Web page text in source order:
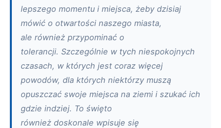
lepszego momentu i miejsca, żeby dzisiaj
mówić o otwartości naszego miasta,
ale również przypominać o
tolerancji. Szczególnie w tych niespokojnych
czasach, w których jest coraz więcej
powodów, dla których niektórzy muszą
opuszczać swoje miejsca na ziemi i szukać ich
gdzie indziej. To święto
również doskonale wpisuje się